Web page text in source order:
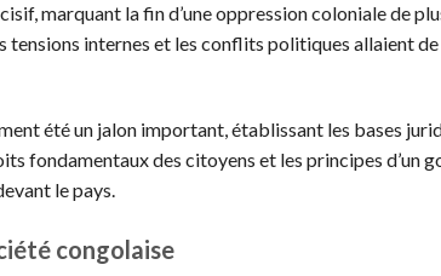
marquant la fin d’une oppression coloniale de
tensions internes et les conflits politiques allaient
été un jalon important, établissant les bases
fondamentaux des citoyens et les principes d’un
le pays.
congolaise